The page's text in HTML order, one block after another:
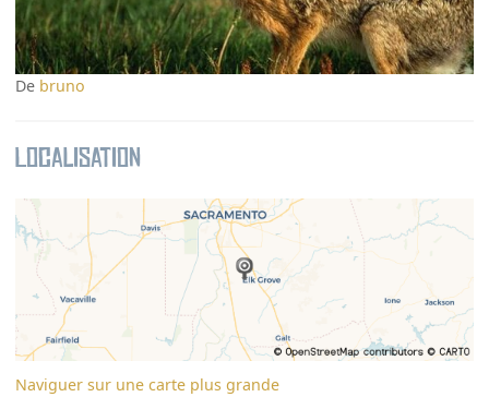
De bruno
Localisation
Naviguer sur une carte plus grande